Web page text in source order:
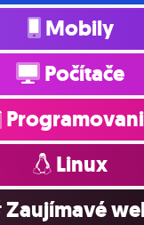
Mobily
Počítače
Linux
Zaujímavé